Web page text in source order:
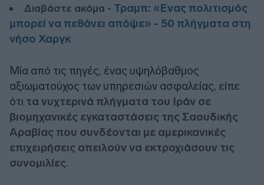
Διαβάστε ακόμα - Τραμπ: «Ενας πολιτισμός
μπορεί να πεθάνει απόψε» - 50 πλήγματα στη
νήσο Χαργκ
Μία από τις πηγές, ένας υψηλόβαθμος
αξιωματούχος των υπηρεσιών ασφαλείας, είπε
ότι τα νυχτερινά πλήγματα του Ιράν σε
βιομηχανικές εγκαταστάσεις της Σαουδικής
Αραβίας που συνδέονται με αμερικανικές
επιχειρήσεις απειλούν να εκτροχιάσουν τις
συνομιλίες.